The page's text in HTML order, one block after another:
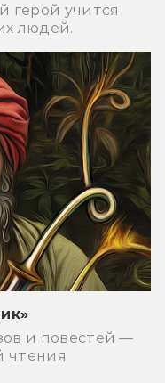
герой учится
людей.
и повестей —
чтения